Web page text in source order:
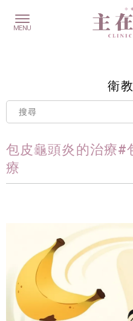
衛
包皮龜頭炎的治療#
療